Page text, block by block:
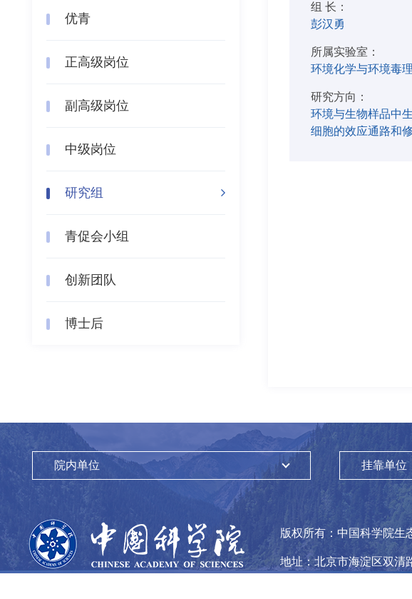
优青
正高级岗位
副高级岗位
中级岗位
研究组
青促会小组
创新团队
博士后
组 长：
彭汉勇
所属实验室：
环境化学与环境毒
研究方向：
环境与生物样品中
细胞的效应通路和
院内单位 挂靠单位
版权所有： 中国科学院生
地址：北京市海淀区双清